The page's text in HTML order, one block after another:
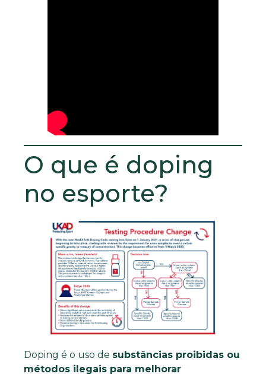
O que é doping
no esporte?
Doping é o uso de substâncias proibidas ou
métodos ilegais para melhorar